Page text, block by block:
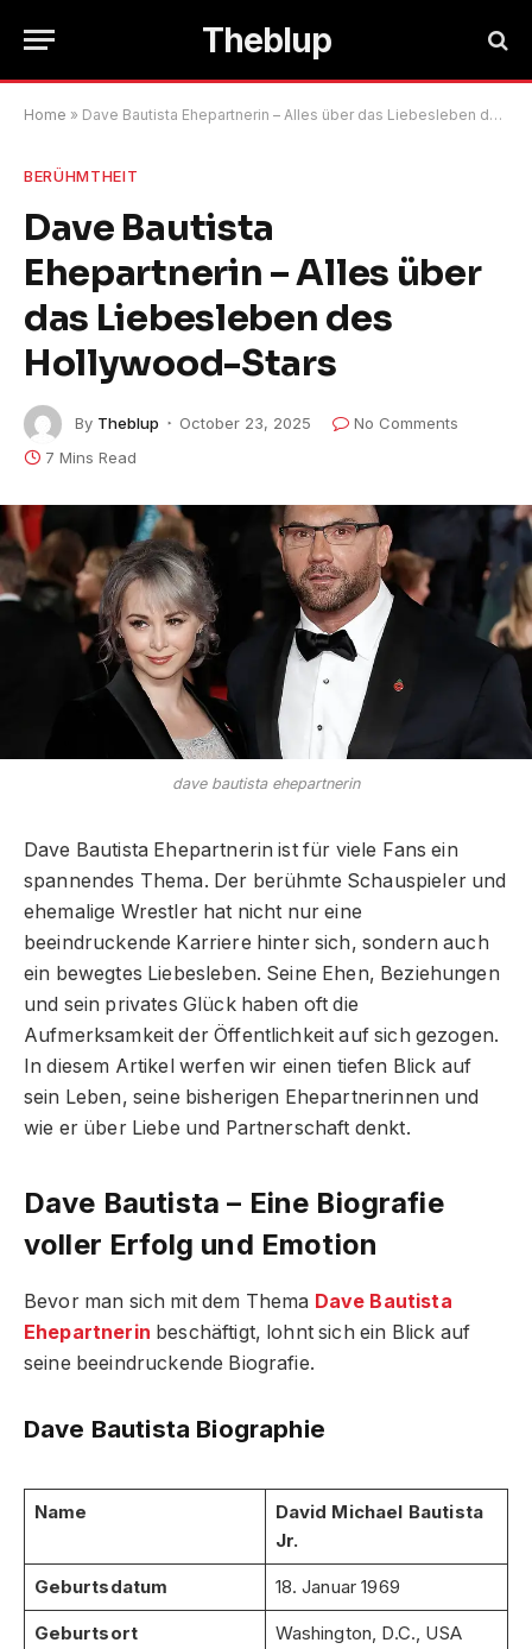
Theblup
Home » Dave Bautista Ehepartnerin – Alles über das Liebesleben des Hollywood-Stars
BERÜHMTHEIT
Dave Bautista
Ehepartnerin – Alles über
das Liebesleben des
Hollywood-Stars
By Theblup October 23, 2025
No Comments
7 Mins Read
dave bautista ehepartnerin
Dave Bautista Ehepartnerin ist für viele Fans ein
spannendes Thema. Der berühmte Schauspieler und
ehemalige Wrestler hat nicht nur eine
beeindruckende Karriere hinter sich, sondern auch
ein bewegtes Liebesleben. Seine Ehen, Beziehungen
und sein privates Glück haben oft die
Aufmerksamkeit der Öffentlichkeit auf sich gezogen.
In diesem Artikel werfen wir einen tiefen Blick auf
sein Leben, seine bisherigen Ehepartnerinnen und
wie er über Liebe und Partnerschaft denkt.
Dave Bautista – Eine Biografie
voller Erfolg und Emotion
Bevor man sich mit dem Thema Dave Bautista
Ehepartnerin beschäftigt, lohnt sich ein Blick auf
seine beeindruckende Biografie.
Dave Bautista Biographie
Name
David Michael Bautista
Jr.
Geburtsdatum 18. Januar 1969
Geburtsort Washington, D.C., USA